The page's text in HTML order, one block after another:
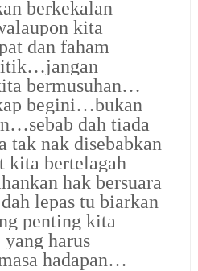
berkekalan
kita
dan faham
bermusuhan…
begini…bukan
dah tiada
tak nak disebabkan
kita bertelagah
hak bersuara
lepas tu biarkan
penting kita
harus
hadapan…